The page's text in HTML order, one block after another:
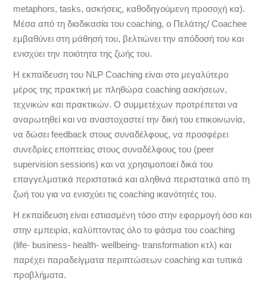
metaphors, tasks, ασκήσεις, καθοδηγούμενη προσοχή κα).
Μέσα από τη διαδικασία του coaching, ο Πελάτης/ Coachee
εμβαθύνει στη μάθησή του, βελτιώνει την απόδοσή του και
ενισχύει την ποιότητα της ζωής του.
Η εκπαίδευση του NLP Coaching είναι στο μεγαλύτερο
μέρος της πρακτική με πληθώρα coaching ασκήσεων,
τεχνικών και πρακτικών. Ο συμμετέχων προτρέπεται να
αναρωτηθεί και να αναστοχαστεί την δική του επικοινωνία,
να δώσει feedback στους συναδέλφους, να προσφέρει
συνεδρίες εποπτείας στους συναδέλφους του (peer
supervision sessions) και να χρησιμοποιεί δικά του
επαγγελματικά περιστατικά και αληθινά περιστατικά από τη
ζωή του για να ενισχύει τις coaching ικανότητές του.
Η εκπαίδευση είναι εστιασμένη τόσο στην εφαρμογή όσο και
στην εμπειρία, καλύπτοντας όλο το φάσμα του coaching
(life- business- health- wellbeing- transformation κτλ) και
παρέχει παραδείγματα περιπτώσεων coaching και τυπικά
προβλήματα.